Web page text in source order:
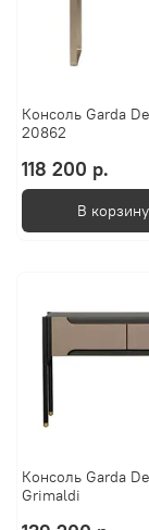
Консоль Garda
20862
118 200 р.
В корзину
Консоль Garda
Grimaldi